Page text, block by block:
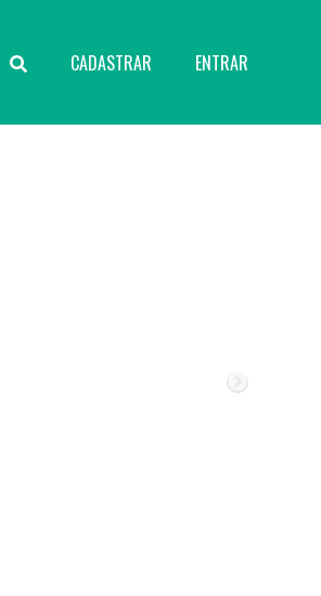
CADASTRAR ENTRAR